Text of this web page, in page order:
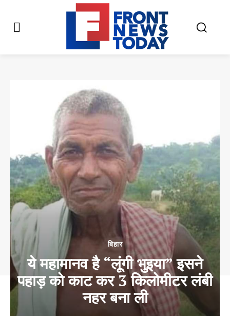
बिहार
ये महामानव है “लूंगी भुइया” इसने
पहाड़ को काट कर 3 किलोमीटर लंबी
नहर बना ली